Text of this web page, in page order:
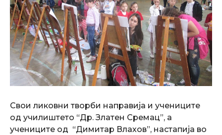
Свои ликовни творби направија и учениците
од училиштето “Др. Златен Сремац”, а
учениците од “Димитар Влахов”, настапија во